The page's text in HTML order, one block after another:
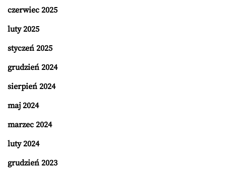
czerwiec 2025
luty 2025
styczeń 2025
grudzień 2024
sierpień 2024
maj 2024
marzec 2024
luty 2024
grudzień 2023